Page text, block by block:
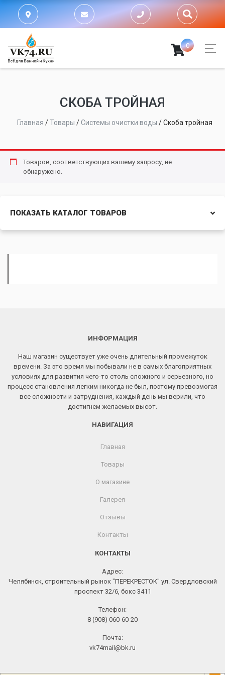
0
СКОБА ТРОЙНАЯ
Главная /Товары /Системы очистки воды /Скоба тройная
Товаров, соответствующих вашему запросу, не
обнаружено.
ПОКАЗАТЬ КАТАЛОГ ТОВАРОВ
ИНФОРМАЦИЯ
Наш магазин существует уже очень длительный промежуток
времени. За это время мы побывали не в самых благоприятных
условиях для развития чего-то столь сложного и серьезного, но
процесс становления легким никогда не был, поэтому превозмогая
все сложности и затруднения, каждый день мы верили, что
достигнем желаемых высот.
НАВИГАЦИЯ
Главная
Товары
О магазине
Галерея
Отзывы
Контакты
КОНТАКТЫ
Адрес:
Челябинск, строительный рынок "ПЕРЕКРЕСТОК" ул. Свердловский
проспект 32/6, бокс 3411
Телефон:
8 (908) 060-60-20
Почта:
vk74mail@bk.ru